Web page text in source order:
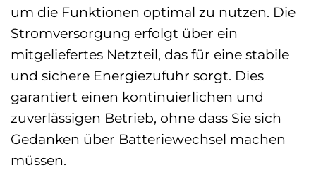
um die Funktionen optimal zu nutzen. Die
Stromversorgung erfolgt über ein
mitgeliefertes Netzteil, das für eine stabile
und sichere Energiezufuhr sorgt. Dies
garantiert einen kontinuierlichen und
zuverlässigen Betrieb, ohne dass Sie sich
Gedanken über Batteriewechsel machen
müssen.